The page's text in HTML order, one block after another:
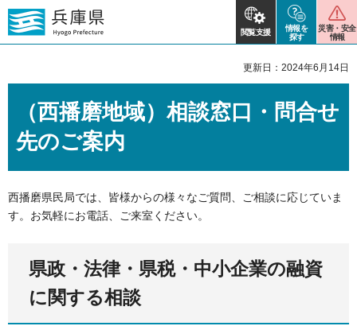
閲覧支援
情報を
探す
災害・安全
情報
更新日：2024年6月14日
（西播磨地域）相談窓口・問合せ
先のご案内
西播磨県民局では、皆様からの様々なご質問、ご相談に応じていま
す。お気軽にお電話、ご来室ください。
県政・法律・県税・中小企業の融資
に関する相談